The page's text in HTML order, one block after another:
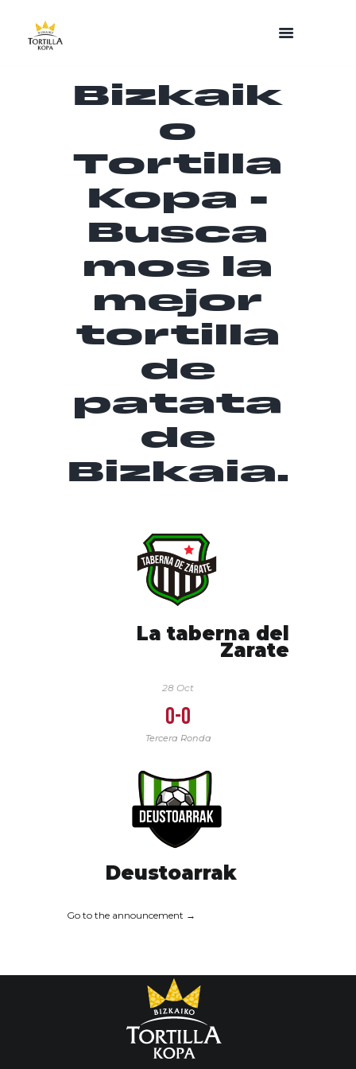
Bizkaik
o
Tortilla
Kopa -
Busca
mos la
mejor
tortilla
de
patata
de
Bizkaia.
La taberna del
Zarate
28 Oct
0-0
Tercera Ronda
Deustoarrak
Go to the announcement →